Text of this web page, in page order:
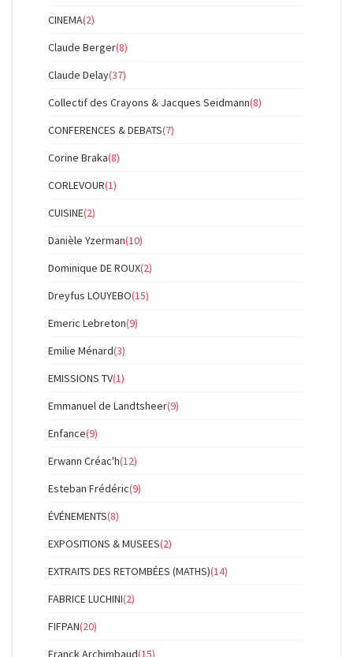
CINEMA(2)
Claude Berger(8)
Claude Delay(37)
Collectif des Crayons & Jacques Seidmann(8)
CONFERENCES & DEBATS(7)
Corine Braka(8)
CORLEVOUR(1)
CUISINE(2)
Danièle Yzerman(10)
Dominique DE ROUX(2)
Dreyfus LOUYEBO(15)
Emeric Lebreton(9)
Emilie Ménard(3)
EMISSIONS TV(1)
Emmanuel de Landtsheer(9)
Enfance(9)
Erwann Créac'h(12)
Esteban Frédéric(9)
ÉVÉNEMENTS(8)
EXPOSITIONS & MUSEES(2)
EXTRAITS DES RETOMBÉES (MATHS)(14)
FABRICE LUCHINI(2)
FIFPAN(20)
Franck Archimbaud(15)